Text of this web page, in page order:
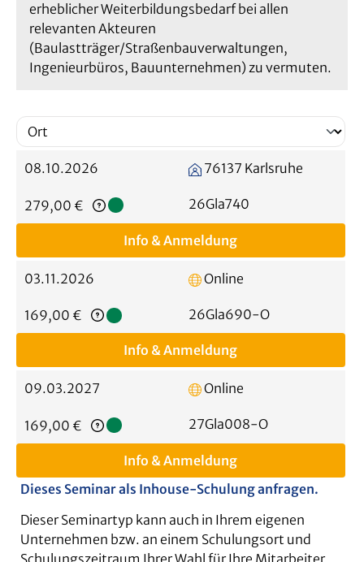
erheblicher Weiterbildungsbedarf bei allen
relevanten Akteuren
(Baulastträger/Straßenbauverwaltungen,
Ingenieurbüros, Bauunternehmen) zu vermuten.
08.10.2026 76137 Karlsruhe
Regulärer Preis:
279,00 € 26Gla740
Info & Anmeldung
03.11.2026 Online
Regulärer Preis:
169,00 € 26Gla690-O
Info & Anmeldung
09.03.2027 Online
Regulärer Preis:
169,00 € 27Gla008-O
Info & Anmeldung
Dieses Seminar als Inhouse-Schulung anfragen.
Dieser Seminartyp kann auch in Ihrem eigenen
Unternehmen bzw. an einem Schulungsort und
Schulungszeitraum Ihrer Wahl für Ihre Mitarbeiter